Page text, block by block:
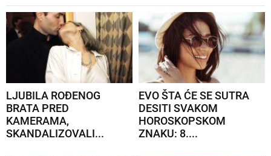
LJUBILA ROĐENOG
BRATA PRED
KAMERAMA,
SKANDALIZOVALI...
EVO ŠTA ĆE SE SUTRA
DESITI SVAKOM
HOROSKOPSKOM
ZNAKU: 8....